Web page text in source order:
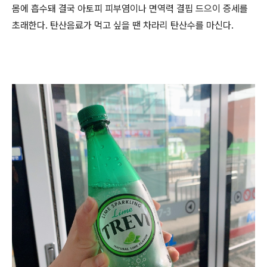
몸에 흡수돼 결국 아토피 피부염이나 면역력 결핍 드으이 증세를
초래한다. 탄산음료가 먹고 싶을 땐 차라리 탄산수를 마신다.